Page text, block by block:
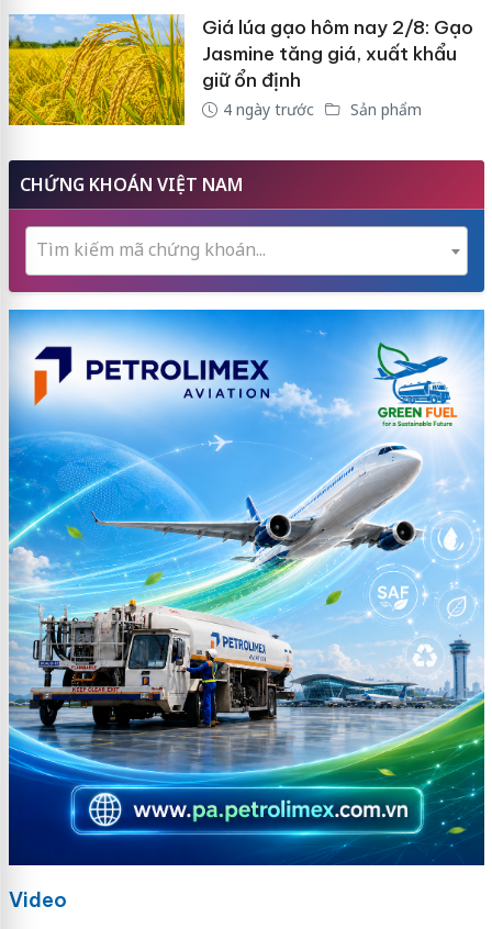
Giá lúa gạo hôm nay 2/8: Gạo
Jasmine tăng giá, xuất khẩu
giữ ổn định
4 ngày trước Sản phẩm
CHỨNG KHOÁN VIỆT NAM
Tìm kiếm mã chứng khoán...
Video